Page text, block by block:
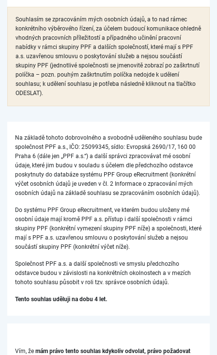
Souhlasím se zpracováním mých osobních údajů, a to nad rámec
konkrétního výběrového řízení, za účelem budoucí komunikace ohledně
vhodných pracovních příležitostí a případného učinění pracovní
nabídky v rámci skupiny PPF a dalších společností, které mají s PPF
a.s. uzavřenou smlouvu o poskytování služeb a nejsou součástí
skupiny PPF (jednotlivé společnosti se jmenovitě zobrazí po zaškrtnutí
políčka – pozn. pouhým zaškrtnutím políčka nedojde k udělení
souhlasu; k udělení souhlasu je potřeba následně kliknout na tlačítko
ODESLAT).
Na základě tohoto dobrovolného a svobodně uděleného souhlasu bude
společnost PPF a.s., IČO: 25099345, sídlo: Evropská 2690/17, 160 00
Praha 6 (dále jen „PPF a.s.“) a další správci zpracovávat mé osobní
údaje, které jim budou v souladu s účelem dle předchozího odstavce
poskytnuty do databáze systému PPF Group eRecruitment (konkrétní
výčet osobních údajů je uveden v čl. 2 Informace o zpracování mých
osobních údajů na základě souhlasu se zpracováním osobních údajů).
Do systému PPF Group eRecruitment, ve kterém budou uloženy mé
osobní údaje mají kromě PPF a.s. přístup i další společnosti v rámci
skupiny PPF (konkrétní vymezení skupiny PPF níže) a společnosti, které
mají s PPF a.s. uzavřenou smlouvu o poskytování služeb a nejsou
součástí skupiny PPF (konkrétní výčet níže).
Společnost PPF a.s. a další společnosti ve smyslu předchozího
odstavce budou v závislosti na konkrétních okolnostech a v mezích
tohoto souhlasu působit v roli tzv. správce osobních údajů.
Tento souhlas uděluji na dobu 4 let.
Vím, že mám právo tento souhlas kdykoliv odvolat, právo požadovat